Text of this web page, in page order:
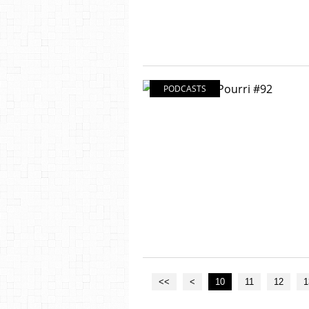
PODCASTS
<< < 10 11 12